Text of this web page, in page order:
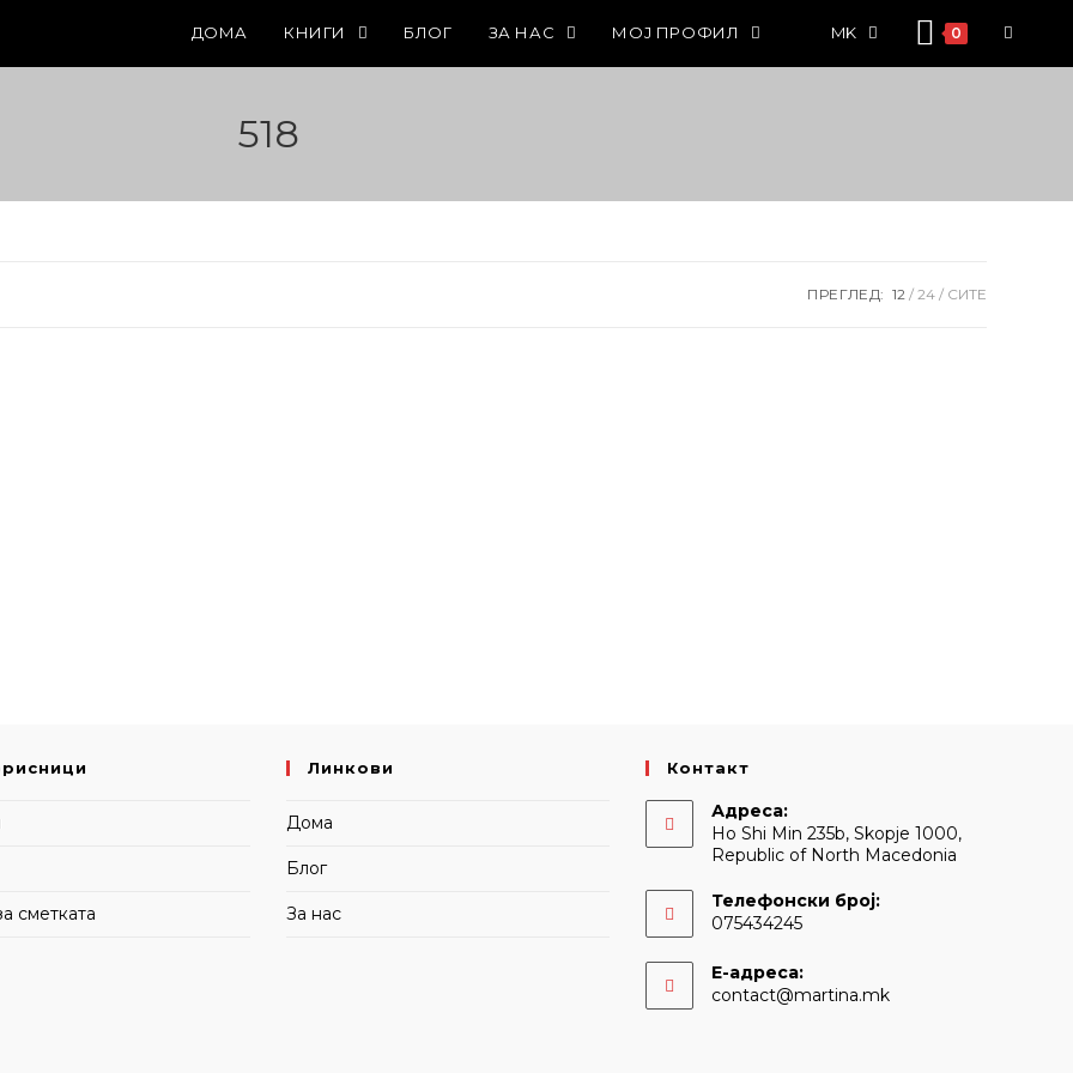
ДОМА КНИГИ БЛОГ ЗА НАС МОЈ ПРОФИЛ MK 0
518
ПРЕГЛЕД: 12 24 СИТЕ
сметката
Линкови
Дома
Блог
За нас
Контакт
Адреса:
Ho Shi Min 235b, Skopje 1000,
Republic of North Macedonia
Телефонски број:
075434245
Е-адреса:
contact@martina.mkOpens